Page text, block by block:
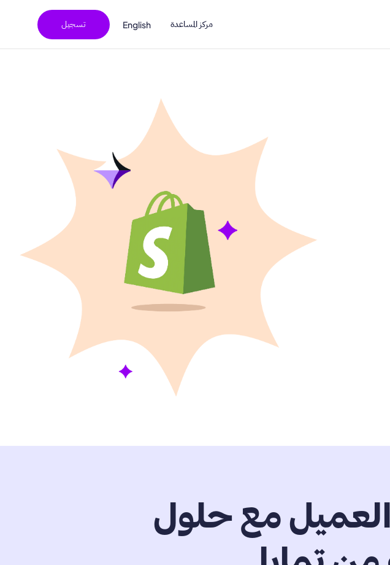
مركز المساعدة English تسجيل
مع حلول